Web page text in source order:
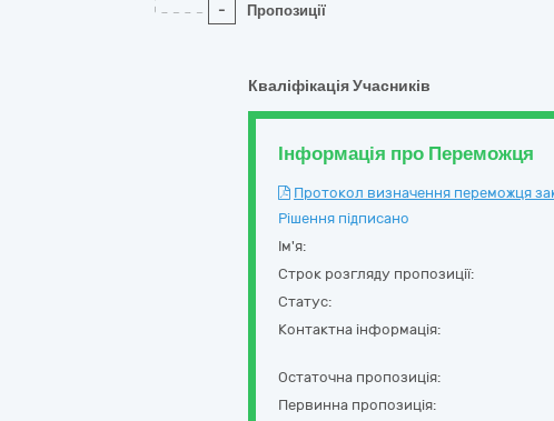
- Пропозиції
Кваліфікація Учасників
Інформація про Переможця
Протокол визначення переможця
Рішення підписано
Ім'я:
Строк розгляду пропозиції:
Статус:
Контактна інформація:
Остаточна пропозиція:
Первинна пропозиція: